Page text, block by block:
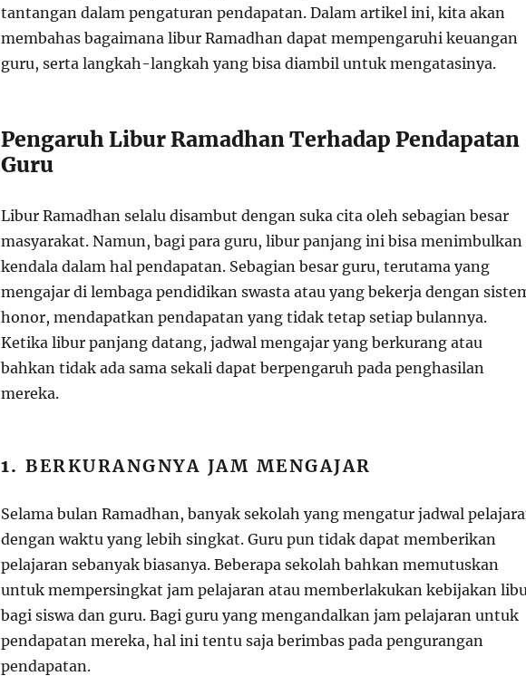
tantangan dalam pengaturan pendapatan. Dalam artikel ini, kita akan
membahas bagaimana libur Ramadhan dapat mempengaruhi keuangan
guru, serta langkah-langkah yang bisa diambil untuk mengatasinya.
Pengaruh Libur Ramadhan Terhadap Pendapatan
Guru
Libur Ramadhan selalu disambut dengan suka cita oleh sebagian besar
masyarakat. Namun, bagi para guru, libur panjang ini bisa menimbulkan
kendala dalam hal pendapatan. Sebagian besar guru, terutama yang
mengajar di lembaga pendidikan swasta atau yang bekerja dengan
honor, mendapatkan pendapatan yang tidak tetap setiap bulannya.
Ketika libur panjang datang, jadwal mengajar yang berkurang atau
bahkan tidak ada sama sekali dapat berpengaruh pada penghasilan
mereka.
1.BERKURANGNYA JAM MENGAJAR
Selama bulan Ramadhan, banyak sekolah yang mengatur jadwal
dengan waktu yang lebih singkat. Guru pun tidak dapat memberikan
pelajaran sebanyak biasanya. Beberapa sekolah bahkan memutuskan
untuk mempersingkat jam pelajaran atau memberlakukan kebijakan
bagi siswa dan guru. Bagi guru yang mengandalkan jam pelajaran untuk
pendapatan mereka, hal ini tentu saja berimbas pada pengurangan
pendapatan.